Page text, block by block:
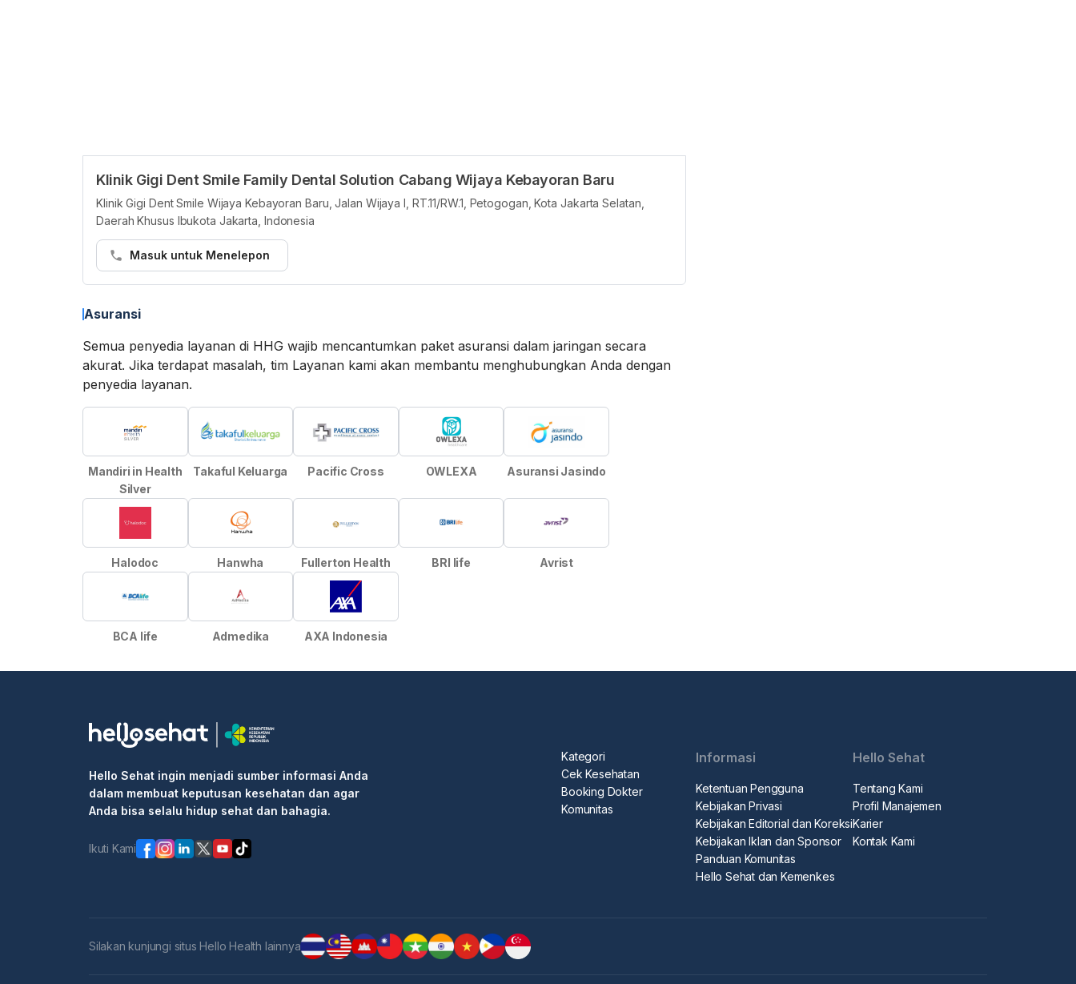
Klinik Gigi Dent Smile Family Dental Solution Cabang Wijaya Kebayoran Baru
Klinik Gigi Dent Smile Wijaya Kebayoran Baru, Jalan Wijaya I, RT.11/RW.1, Petogogan, Kota Jakarta Selatan,
Daerah Khusus Ibukota Jakarta, Indonesia
Masuk untuk Menelepon
Asuransi
Semua penyedia layanan di HHG wajib mencantumkan paket asuransi dalam jaringan secara
akurat. Jika terdapat masalah, tim Layanan kami akan membantu menghubungkan Anda dengan
penyedia layanan.
Mandiri in Health
Silver
Takaful Keluarga Pacific Cross OWLEXA Asuransi Jasindo
Halodoc Hanwha Fullerton Health BRI life Avrist
BCA life Admedika AXA Indonesia
Hello Sehat ingin menjadi sumber informasi Anda
dalam membuat keputusan kesehatan dan agar
Anda bisa selalu hidup sehat dan bahagia.
Ikuti Kami
Kategori
Cek Kesehatan
Booking Dokter
Komunitas
Informasi
Ketentuan Pengguna
Kebijakan Privasi
Kebijakan Editorial dan Koreksi
Kebijakan Iklan dan Sponsor
Panduan Komunitas
Hello Sehat dan Kemenkes
Hello Sehat
Tentang Kami
Profil Manajemen
Karier
Kontak Kami
Silakan kunjungi situs Hello Health lainnya